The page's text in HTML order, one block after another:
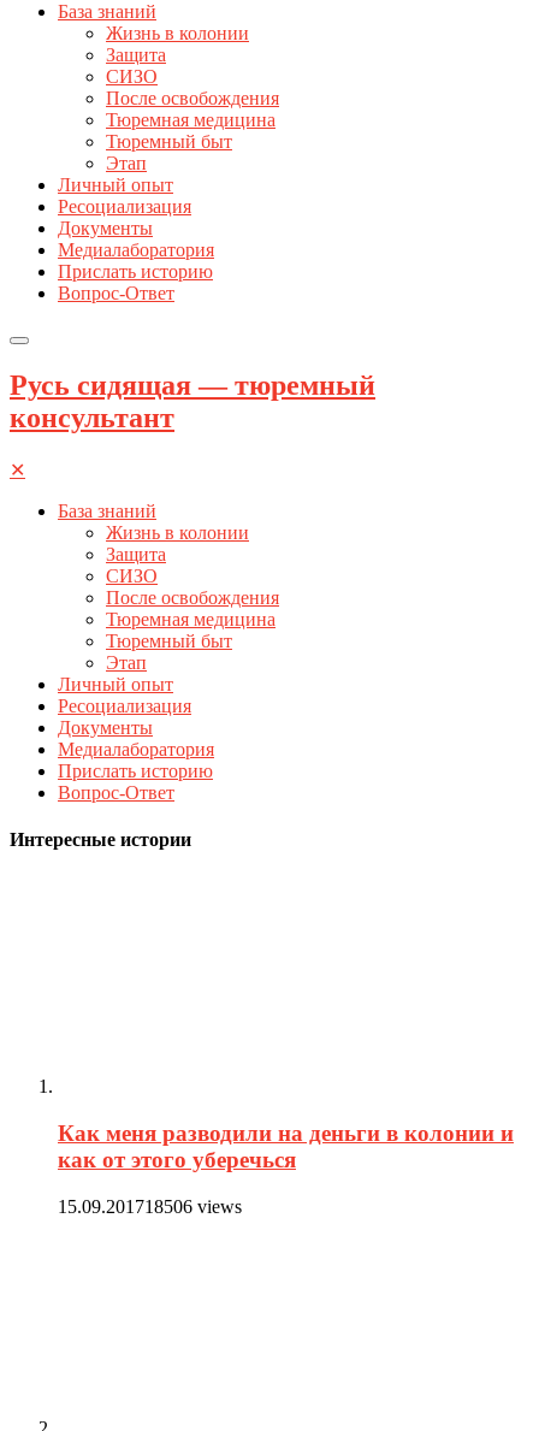
База знаний
Жизнь в колонии
Защита
СИЗО
После освобождения
Тюремная медицина
Тюремный быт
Этап
Личный опыт
Ресоциализация
Документы
Медиалаборатория
Прислать историю
Вопрос-Ответ
Русь сидящая — тюремный
консультант
✕
База знаний
Жизнь в колонии
Защита
СИЗО
После освобождения
Тюремная медицина
Тюремный быт
Этап
Личный опыт
Ресоциализация
Документы
Медиалаборатория
Прислать историю
Вопрос-Ответ
Интересные истории
Как меня разводили на деньги в колонии и
как от этого уберечься
15.09.201718506 views